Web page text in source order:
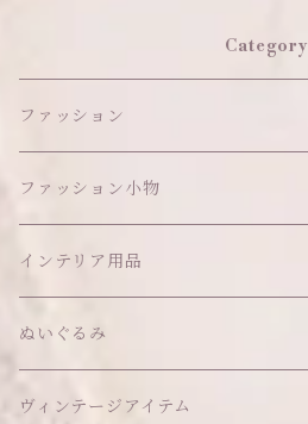
Category
ファッション
ワンピース
アウター
トップス
ボトムス
ファッション小物
ヘッドアイテム
ヘアクリップ
ヘッドドレス
アクセサリー
イヤリング
ソックス
インテリア用品
オブジェ
ウォールデコ
ティッシュケース
ぬいぐるみ
ぬいちゃん本体
ヴィンテージアイテム